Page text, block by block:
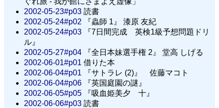
2002-05-23#p03 読書
2002-05-24#p02 『蟲師 1』 漆原 友紀
2002-05-24#p03 『7日間完成 英検1級予想問題ドリ
ル』
2002-05-27#p04 『全日本妹選手権 2』 堂高 しげる
2002-06-01#p01 借りた本
2002-06-04#p01 『サトラレ (2)』 佐藤マコト
2002-06-04#p06 『英国庭園の謎』
2002-06-05#p05 『吸血姫美夕 十』
2002-06-06#p03 読書